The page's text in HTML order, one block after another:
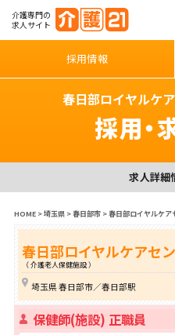
介護専門の
求人サイト
採用情報
春日部ロイヤルケ
採用・
求人詳細
HOME>埼玉県>春日部市>春日部ロイヤルケア
春日部ロイヤルケアセ
（ 介護老人保健施設 ）
埼玉県 春日部市／春日部駅
保健師(施設) 正職員